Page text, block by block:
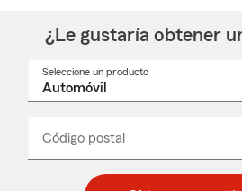
¿Le gustaría obtener
Seleccione un producto
desplegable
Código postal
_____